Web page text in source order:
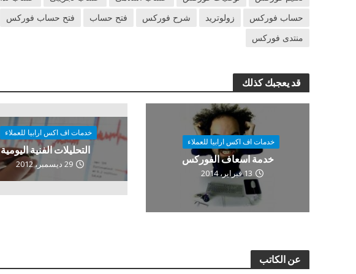
حساب فوركس
زولوتريد شرح فوركس فتح حساب فتح حساب فوركس
منتدى فوركس
قد يعجبك كذلك
خدمات اف اكس ارابيا للعملاء
خدمة اسعاف الفوركس
13 فبراير، 2014
خدمات اف اكس ارابيا للعملاء
التحليلات الفنية اليومية
29 ديسمبر، 2012
عن الكاتب